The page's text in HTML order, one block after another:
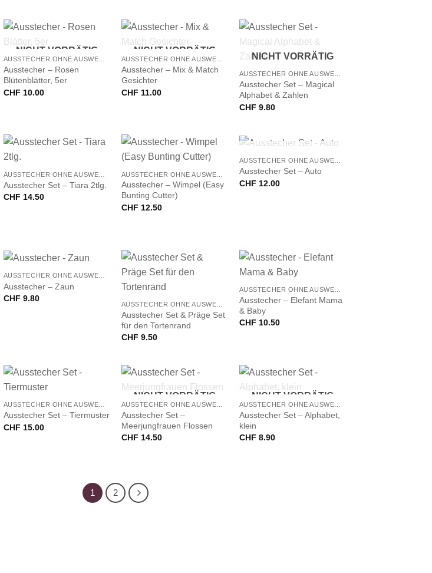
NICHT VORRÄTIG
Ausstecher – Rosen
Blütenblätter, 5er
CHF 10.00
NICHT VORRÄTIG
Ausstecher – Mix & Match
Gesichter
CHF 11.00
+
NICHT VORRÄTIG
Ausstecher Set – Magical
Alphabet & Zahlen
CHF 9.80
Ausstecher Set – Tiara 2tlg.
CHF 14.50
Ausstecher – Wimpel (Easy
Bunting Cutter)
CHF 12.50
NICHT VORRÄTIG
Ausstecher Set – Auto
CHF 12.00
Ausstecher – Zaun
CHF 9.80
+
Ausstecher Set & Präge Set
für den Tortenrand
CHF 9.50
Ausstecher – Elefant Mama
& Baby
CHF 10.50
Ausstecher Set – Tiermuster
CHF 15.00
NICHT VORRÄTIG
Ausstecher Set –
Meerjungfrauen Flossen
CHF 14.50
+
NICHT VORRÄTIG
Ausstecher Set – Alphabet,
klein
CHF 8.90
1 2